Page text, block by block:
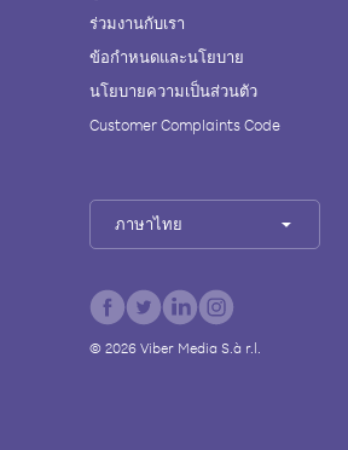
ร่วมงานกับเรา
ข้อกำหนดและนโยบาย
นโยบายความเป็นส่วนตัว
Customer Complaints Code
ภาษาไทย
© 2026Viber Media S.à r.l.